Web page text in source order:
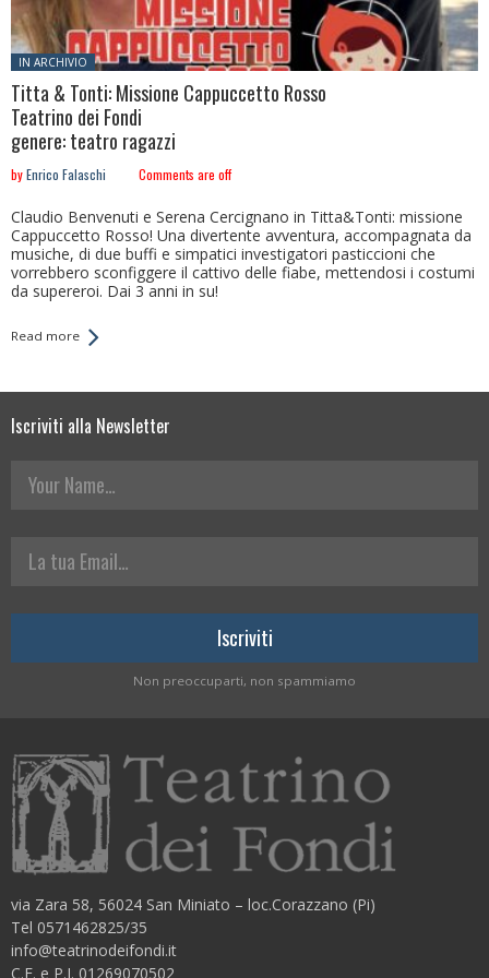
Posted in:
IN ARCHIVIO
Titta & Tonti: Missione Cappuccetto Rosso
Teatrino dei Fondi
genere: teatro ragazzi
byEnrico Falaschi Comments are off
Claudio Benvenuti e Serena Cercignano in Titta&Tonti: missione
Cappuccetto Rosso! Una divertente avventura, accompagnata da
musiche, di due buffi e simpatici investigatori pasticcioni che
vorrebbero sconfiggere il cattivo delle fiabe, mettendosi i costumi
da supereroi. Dai 3 anni in su!
Read more
Iscriviti alla Newsletter
Your Name
La tua Email
Non preoccuparti, non spammiamo
via Zara 58, 56024 San Miniato – loc.Corazzano (Pi)
Tel 0571462825/35
info@teatrinodeifondi.it
C.F. e P.I. 01269070502